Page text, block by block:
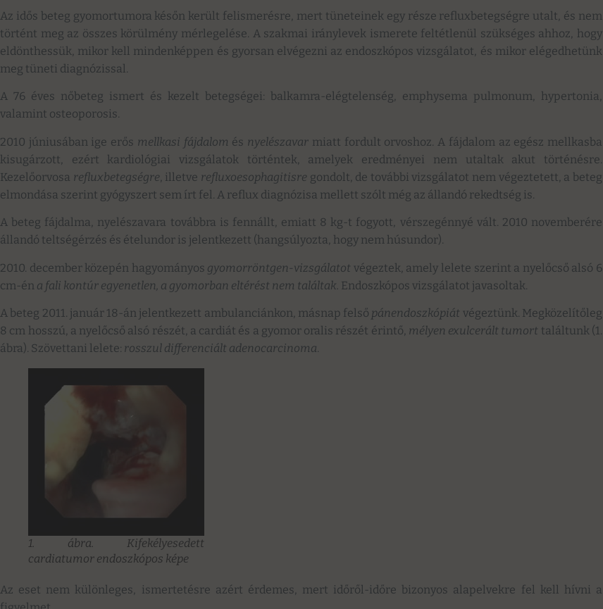
Az idős beteg gyomortumora későn került felismerésre, mert tüneteinek egy része refluxbetegségre utalt, és nem
történt meg az összes körülmény mérlegelése. A szakmai iránylevek ismerete feltétlenül szükséges ahhoz, hogy
eldönthessük, mikor kell mindenképpen és gyorsan elvégezni az endoszkópos vizsgálatot, és mikor elégedhetünk
meg tüneti diagnózissal.
A 76 éves nőbeteg ismert és kezelt betegségei: balkamra-elégtelenség, emphysema pulmonum, hypertonia,
valamint osteoporosis.
2010 júniusában ige erős mellkasi fájdalom és nyelészavar miatt fordult orvoshoz. A fájdalom az egész mellkasba
kisugárzott, ezért kardiológiai vizsgálatok történtek, amelyek eredményei nem utaltak akut történésre.
Kezelőorvosa refluxbetegségre, illetve refluxoesophagitisregondolt, de további vizsgálatot nem végeztetett, a beteg
elmondása szerint gyógyszert sem írt fel. A reflux diagnózisa mellett szólt még az állandó rekedtség is.
A beteg fájdalma, nyelészavara továbbra is fennállt, emiatt 8 kg-t fogyott, vérszegénnyé vált. 2010 novemberére
állandó teltségérzés és ételundor is jelentkezett (hangsúlyozta, hogy nem húsundor).
2010. december közepén hagyományos gyomorröntgen-vizsgálatot végeztek, amely lelete szerint a nyelőcső alsó 6
cm-én a fali kontúr egyenetlen, a gyomorban eltérést nem találtak. Endoszkópos vizsgálatot javasoltak.
A beteg 2011. január 18-án jelentkezett ambulanciánkon, másnap felső pánendoszkópiát végeztünk. Megközelítőleg
8 cm hosszú, a nyelőcső alsó részét, a cardiát és a gyomor oralis részét érintő, mélyen exulcerált tumort találtunk (1.
ábra). Szövettani lelete: rosszul differenciált adenocarcinoma.
1. ábra. Kifekélyesedett
cardiatumor endoszkópos képe
Az eset nem különleges, ismertetésre azért érdemes, mert időről-időre bizonyos alapelvekre fel kell hívni a